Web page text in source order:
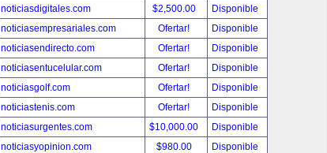
noticiasdigitales.com
$2,500.00
Disponible
noticiasempresariales.com
Ofertar!
Disponible
noticiasendirecto.com
Ofertar!
Disponible
noticiasentucelular.com
Ofertar!
Disponible
noticiasgolf.com
Ofertar!
Disponible
noticiastenis.com
Ofertar!
Disponible
noticiasurgentes.com
$10,000.00
Disponible
noticiasyopinion.com
$980.00
Disponible